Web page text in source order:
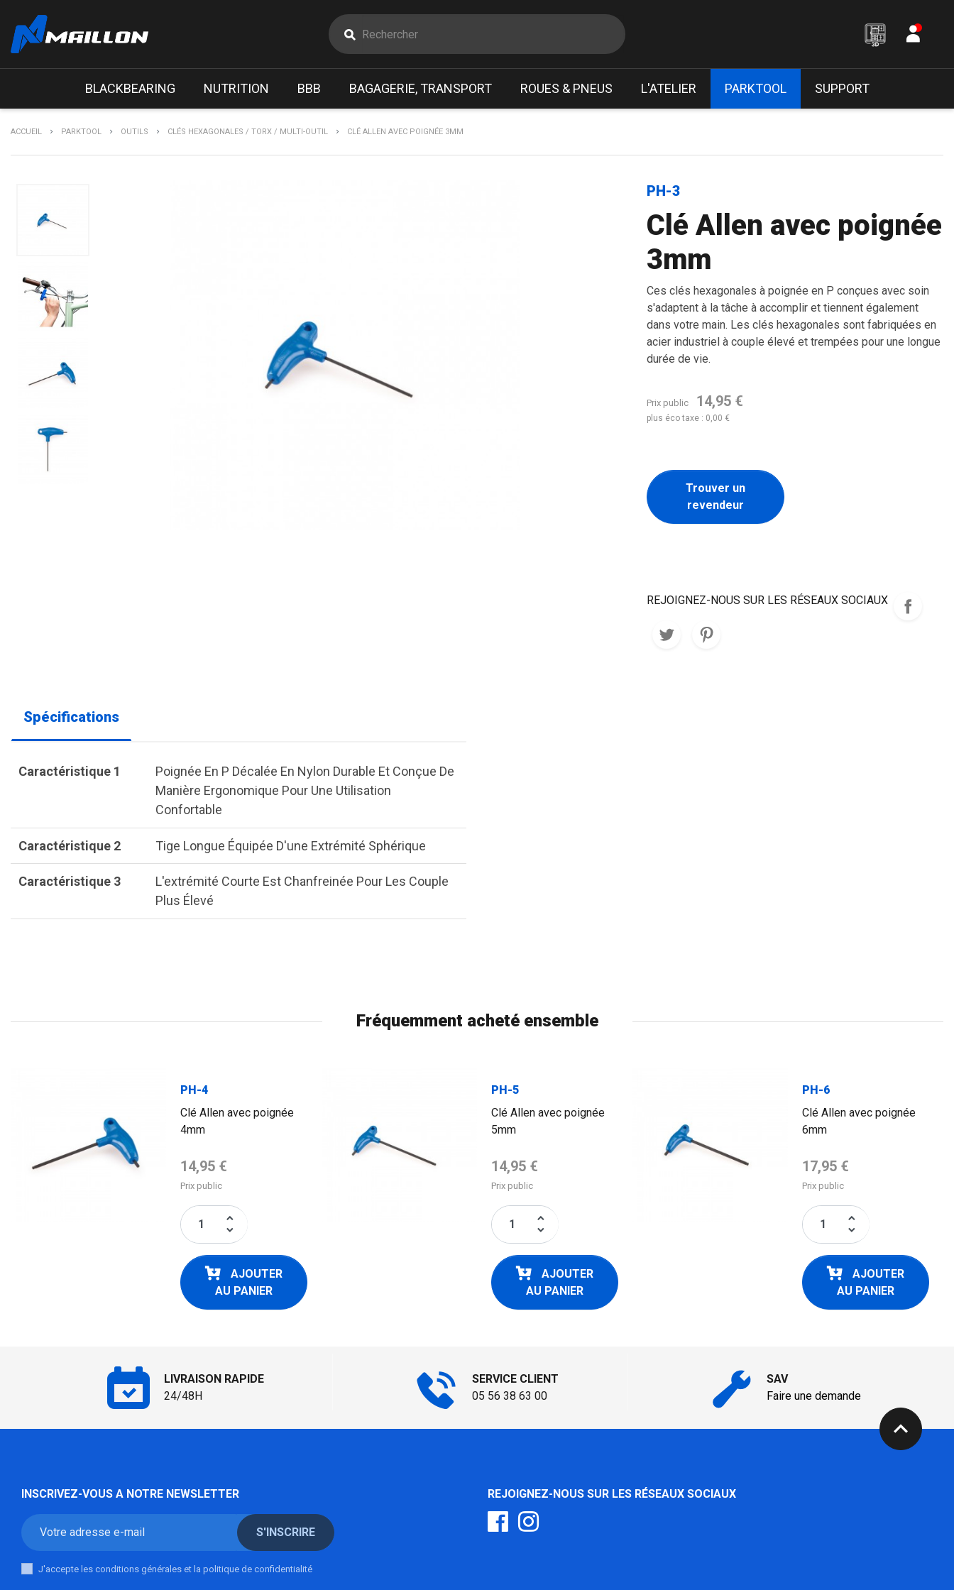
BLACKBEARING NUTRITION BBB BAGAGERIE, TRANSPORT ROUES & PNEUS L'ATELIER PARKTOOL SUPPORT
ACCUEIL PARKTOOL OUTILS CLÉS HEXAGONALES / TORX / MULTI-OUTIL CLÉ ALLEN AVEC POIGNÉE 3MM
PH-3
Clé Allen avec poignée
3mm
Ces clés hexagonales à poignée en P conçues avec soin
s'adaptent à la tâche à accomplir et tiennent également
dans votre main. Les clés hexagonales sont fabriquées en
acier industriel à couple élevé et trempées pour une longue
durée de vie.
Prix public 14,95 €
plus éco taxe : 0,00 €
Trouver un
revendeur
REJOIGNEZ-NOUS SUR LES RÉSEAUX SOCIAUX
Spécifications
Caractéristique 1
Poignée En P Décalée En Nylon Durable Et Conçue De
Manière Ergonomique Pour Une Utilisation
Confortable
Caractéristique 2 Tige Longue Équipée D'une Extrémité Sphérique
Caractéristique 3
L'extrémité Courte Est Chanfreinée Pour Les Couple
Plus Élevé
Fréquemment acheté ensemble
PH-4
Clé Allen avec poignée
4mm
Prix de base
14,95 €
Prix public
keyboard_arrow_up
keyboard_arrow_down
AJOUTER
AU PANIER
PH-5
Clé Allen avec poignée
5mm
Prix de base
14,95 €
Prix public
keyboard_arrow_up
keyboard_arrow_down
AJOUTER
AU PANIER
PH-6
Clé Allen avec poignée
6mm
Prix de base
17,95 €
Prix public
keyboard_arrow_up
keyboard_arrow_down
AJOUTER
AU PANIER
LIVRAISON RAPIDE
24/48H
SERVICE CLIENT
05 56 38 63 00
SAV
Faire une demande
expand_less
INSCRIVEZ-VOUS A NOTRE NEWSLETTER
S'INSCRIRE
J'accepte les conditions générales et la politique de confidentialité
REJOIGNEZ-NOUS SUR LES RÉSEAUX SOCIAUX